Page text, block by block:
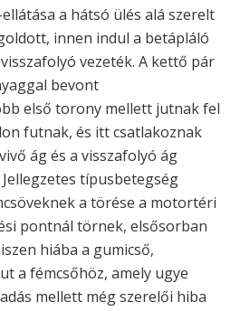
a hátsó ülés alá szerelt
innen indul a betápláló
vezeték. A kettő pár
bevont
első torony mellett jutnak fel
futnak, és itt csatlakoznak
ág és a visszafolyó ág
típusbetegség
a törése a motortéri
pontnál törnek, elsősorban
hiába a gumicső,
a fémcsőhöz, amely ugye
mellett még szerelői hiba